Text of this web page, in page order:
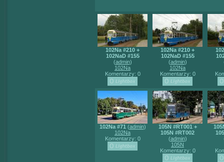
102Na #210 +
102NaD #155
(admin)
102Na
Komentarzy: 0
102Na #210 +
102NaD #155
(admin)
102Na
Komentarzy: 0
102Na #71 (admin)
102Na
Komentarzy: 0
105N #RT001 +
105N #RT002
(admin)
105N
Komentarzy: 0